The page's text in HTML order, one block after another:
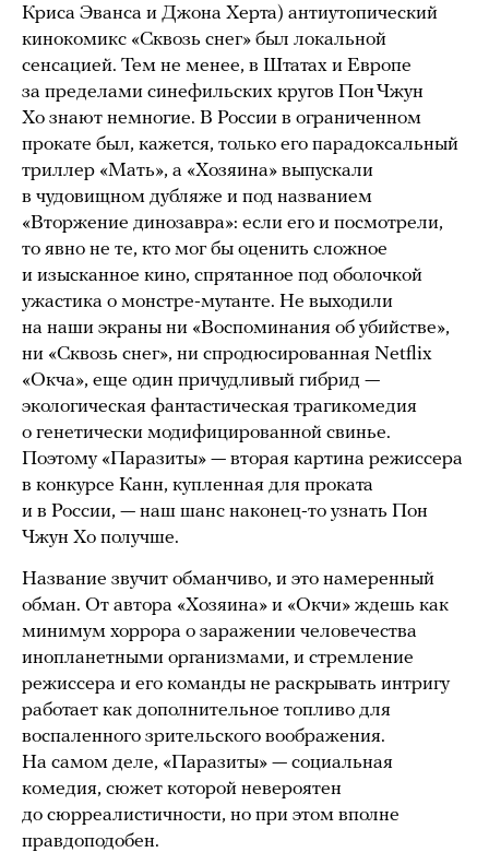
Криса Эванса и Джона Херта) антиутопический
кинокомикс «Сквозь снег» был локальной
сенсацией. Тем не менее, в Штатах и Европе
за пределами синефильских кругов Пон Чжун
Хо знают немногие. В России в ограниченном
прокате был, кажется, только его парадоксальный
триллер «Мать», а «Хозяина» выпускали
в чудовищном дубляже и под названием
«Вторжение динозавра»: если его и посмотрели,
то явно не те, кто мог бы оценить сложное
и изысканное кино, спрятанное под оболочкой
ужастика о монстре-мутанте. Не выходили
на наши экраны ни «Воспоминания об убийстве»,
ни «Сквозь снег», ни спродюсированная Netflix
«Окча», еще один причудливый гибрид —
экологическая фантастическая трагикомедия
о генетически модифицированной свинье.
Поэтому «Паразиты» — вторая картина режиссера
в конкурсе Канн, купленная для проката
и в России, — наш шанс наконец-то узнать Пон
Чжун Хо получше.
Название звучит обманчиво, и это намеренный
обман. От автора «Хозяина» и «Окчи» ждешь как
минимум хоррора о заражении человечества
инопланетными организмами, и стремление
режиссера и его команды не раскрывать интригу
работает как дополнительное топливо для
воспаленного зрительского воображения.
На самом деле, «Паразиты» — социальная
комедия, сюжет которой невероятен
до сюрреалистичности, но при этом вполне
правдоподобен.